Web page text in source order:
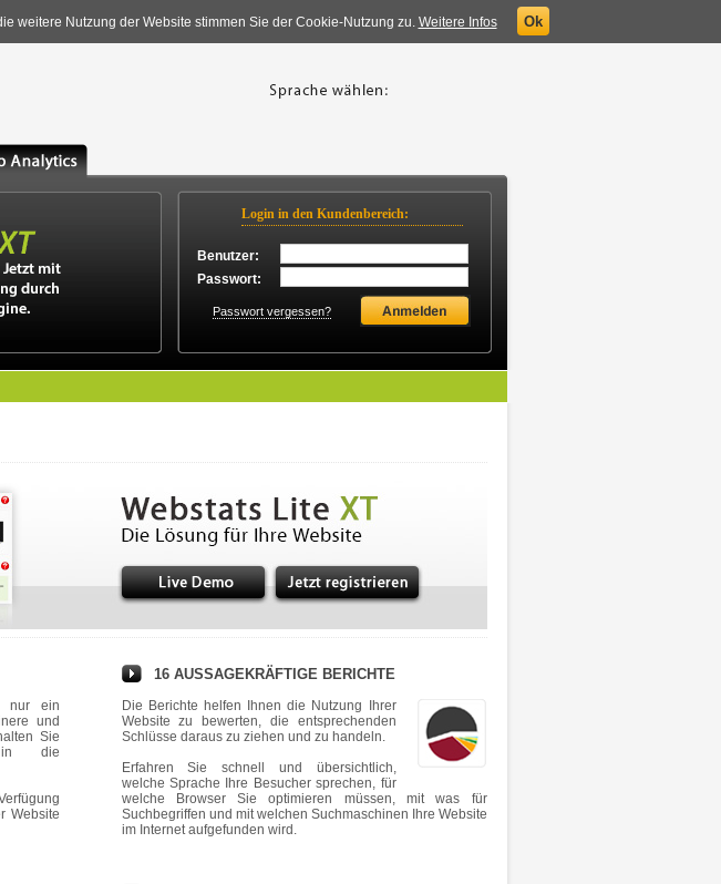
weitere Nutzung der Website stimmen Sie der Cookie-Nutzung zu. Weitere Infos Ok
Login in den Kundenbereich:
Benutzer:
Passwort:
Passwort vergessen?
ein
und
Sie
in die
Website
16 AUSSAGEKRÄFTIGE BERICHTE
Die Berichte helfen Ihnen die Nutzung Ihrer
Website zu bewerten, die entsprechenden
Schlüsse daraus zu ziehen und zu handeln.
Erfahren Sie schnell und übersichtlich,
welche Sprache Ihre Besucher sprechen, für
welche Browser Sie optimieren müssen, mit was für
Suchbegriffen und mit welchen Suchmaschinen Ihre Website
im Internet aufgefunden wird.